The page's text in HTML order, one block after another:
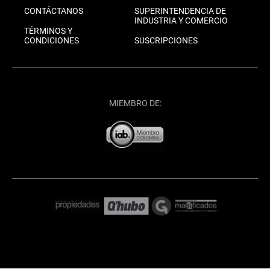
CONTÁCTANOS
TÉRMINOS Y
CONDICIONES
SUPERINTENDENCIA DE
INDUSTRIA Y COMERCIO
SUSCRIPCIONES
MIEMBRO DE: